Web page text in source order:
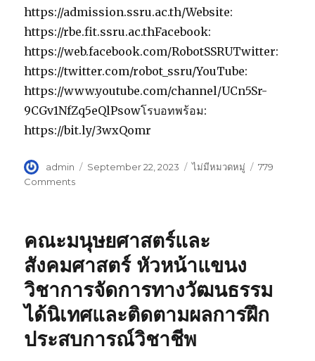
https://admission.ssru.ac.th/Website:
https://rbe.fit.ssru.ac.thFacebook:
https://web.facebook.com/RobotSSRUTwitter:
https://twitter.com/robot_ssru/YouTube:
https://www.youtube.com/channel/UCn5Sr-
9CGv1NfZq5eQlPsowโรบอทพร้อม:
https://bit.ly/3wxQomr
Author
admin
Posted
September 22, 2023 Categories
ไม่มีหมวดหมู่
779
Comments
เทคโนโลยี
อุตสาหกรรม
นำ
เสนอ
งาน
วิจัย
Online
คณะมนุษยศาสตร์และ
สังคมศาสตร์ หัวหน้าแขนง
วิชาการจัดการทางวัฒนธรรม
ได้นิเทศและติดตามผลการฝึก
ประสบการณ์วิชาชีพ